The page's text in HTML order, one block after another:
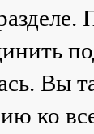
Вы
ко